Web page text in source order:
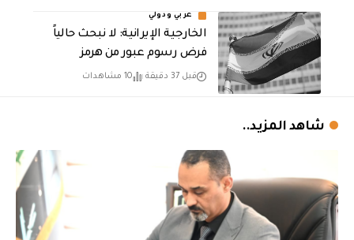
عربي ودولي
الخارجية الإيرانية: لا نبحث حالياً
فرض رسوم عبور من هرمز
قبل 37 دقيقة 10 مشاهدات
شاهد المزيد..